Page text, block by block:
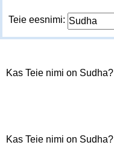
Teie eesnimi:
Kas Teie nimi on Sudha?
Kas Teie nimi on Sudha?